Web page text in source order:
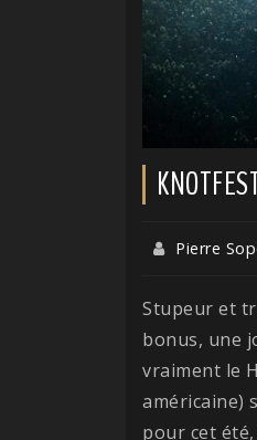
Pierre
Stupeur et
bonus, une
vraiment le
américaine)
pour cet été,